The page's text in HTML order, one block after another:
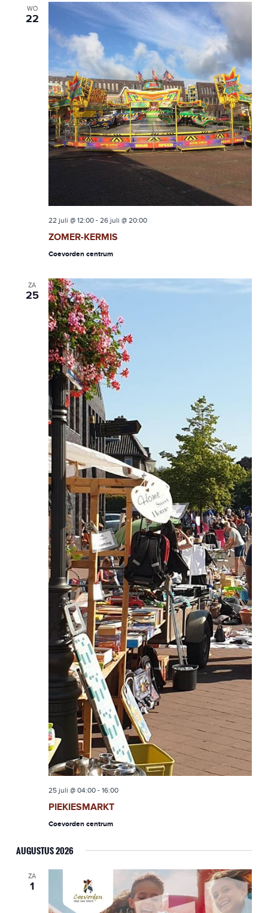
WO
22
22 juli @ 12:00- 26 juli @ 20:00
ZOMER-KERMIS
Coevorden centrum
ZA
25
25 juli @ 04:00- 16:00
PIEKIESMARKT
Coevorden centrum
AUGUSTUS 2026
ZA
1